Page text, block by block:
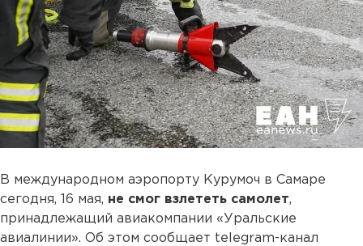
В международном аэропорту Курумоч в Самаре
сегодня, 16 мая, не смог взлететь самолет,
принадлежащий авиакомпании «Уральские
авиалинии». Об этом сообщает telegram-канал